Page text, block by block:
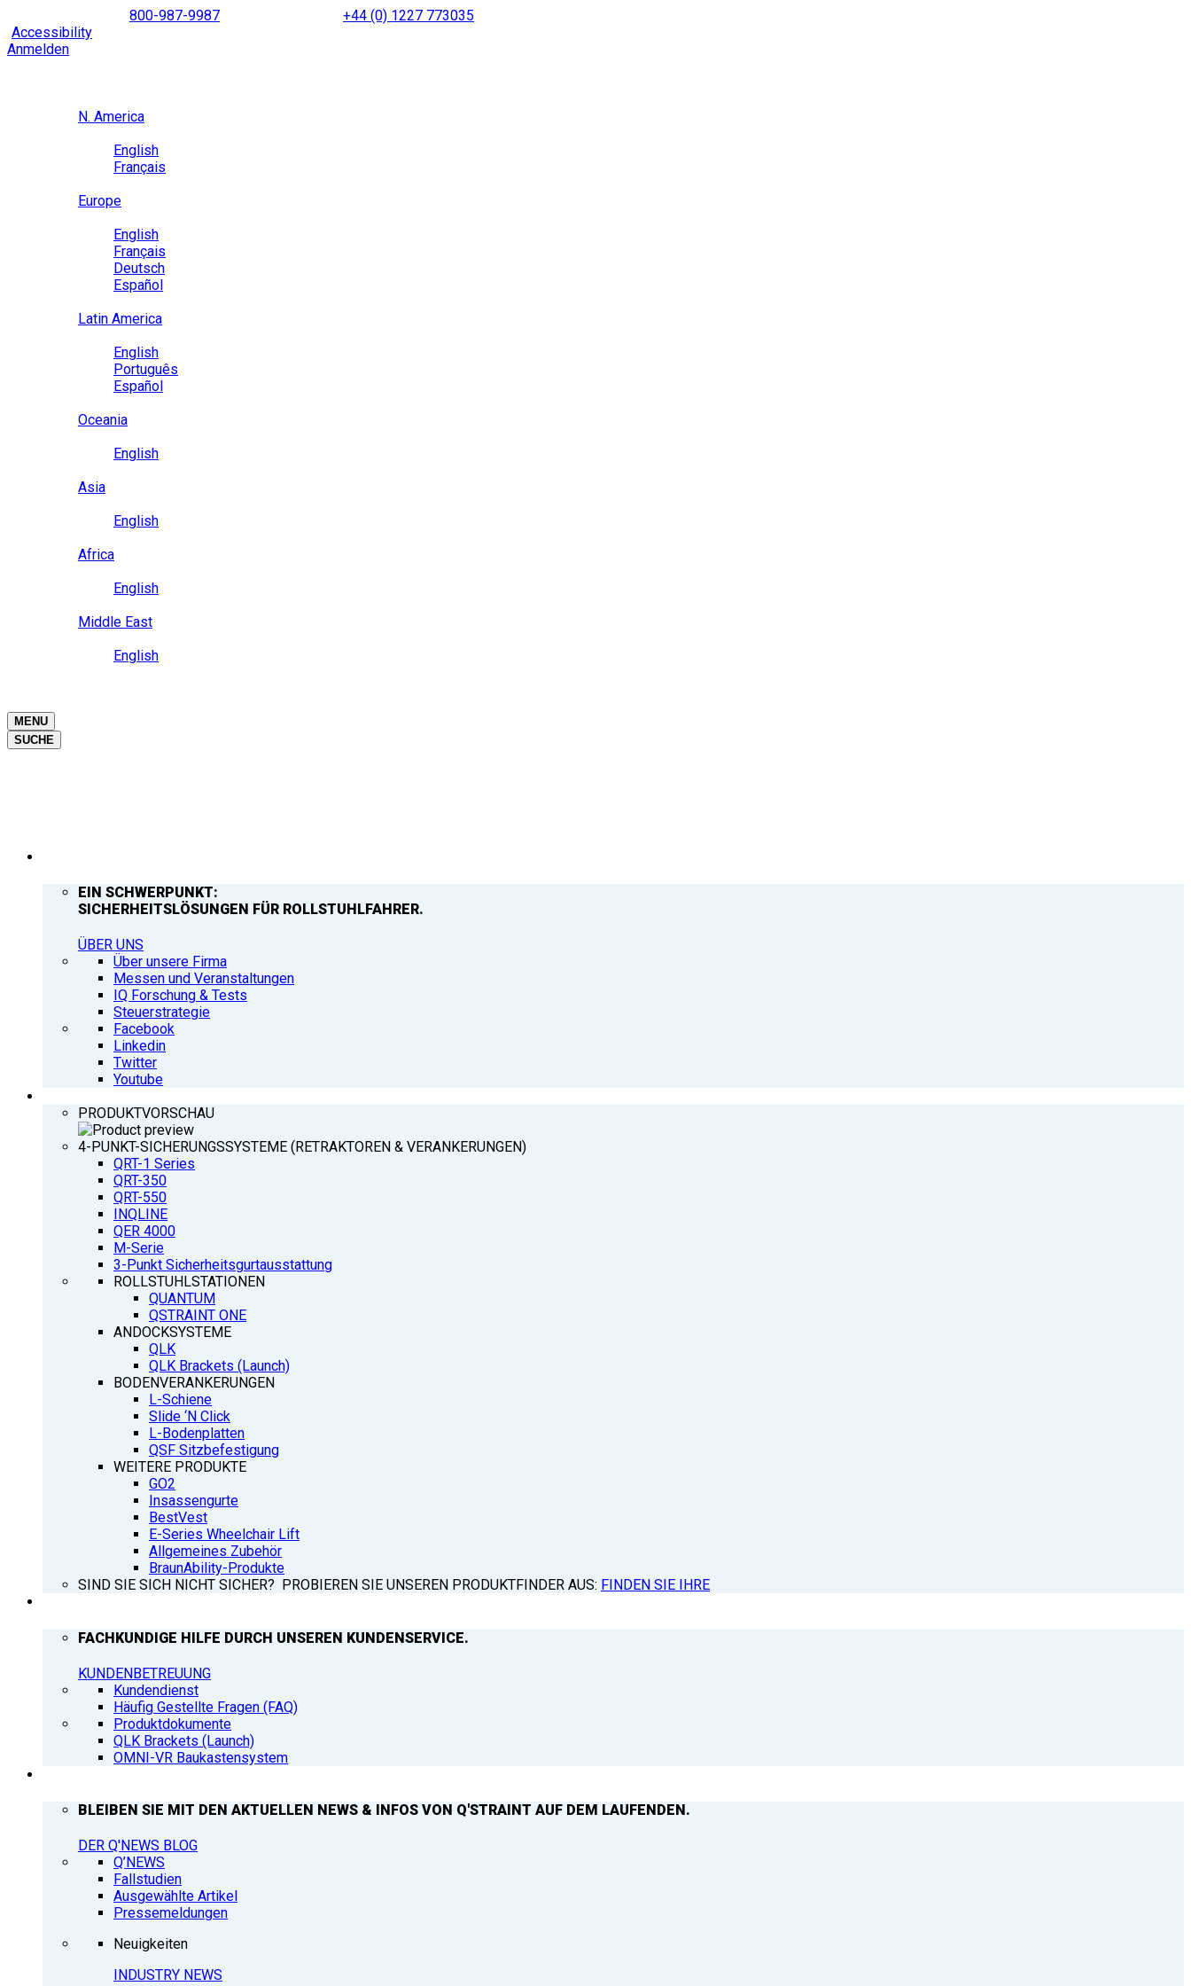
to
content
800-987-9987
+44 (0) 1227 773035
Accessibility
Anmelden
N. America
English
Français
Europe
English
Français
Deutsch
Español
Latin America
English
Português
Español
Oceania
English
Asia
English
Africa
English
Middle East
English
MENU
SUCHE
EIN SCHWERPUNKT:
SICHERHEITSLÖSUNGEN FÜR ROLLSTUHLFAHRER.
ÜBER UNS
Über unsere Firma
Messen und Veranstaltungen
IQ Forschung & Tests
Steuerstrategie
Facebook
Linkedin
Twitter
Youtube
PRODUKTVORSCHAU
4-PUNKT-SICHERUNGSSYSTEME (RETRAKTOREN & VERANKERUNGEN)
QRT-1 Series
QRT-350
QRT-550
INQLINE
QER 4000
M-Serie
3-Punkt Sicherheitsgurtausstattung
ROLLSTUHLSTATIONEN
QUANTUM
QSTRAINT ONE
ANDOCKSYSTEME
QLK
QLK Brackets (Launch)
BODENVERANKERUNGEN
L-Schiene
Slide ‘N Click
L-Bodenplatten
QSF Sitzbefestigung
WEITERE PRODUKTE
GO2
Insassengurte
BestVest
E-Series Wheelchair Lift
Allgemeines Zubehör
BraunAbility-Produkte
SIND SIE SICH NICHT SICHER? PROBIEREN SIE UNSEREN PRODUKTFINDER AUS: FINDEN SIE IHRE
FACHKUNDIGE HILFE DURCH UNSEREN KUNDENSERVICE.
KUNDENBETREUUNG
Kundendienst
Häufig Gestellte Fragen (FAQ)
Produktdokumente
QLK Brackets (Launch)
OMNI-VR Baukastensystem
BLEIBEN SIE MIT DEN AKTUELLEN NEWS & INFOS VON Q'STRAINT AUF DEM LAUFENDEN.
DER Q'NEWS BLOG
Q’NEWS
Fallstudien
Ausgewählte Artikel
Pressemeldungen
Neuigkeiten
INDUSTRY NEWS